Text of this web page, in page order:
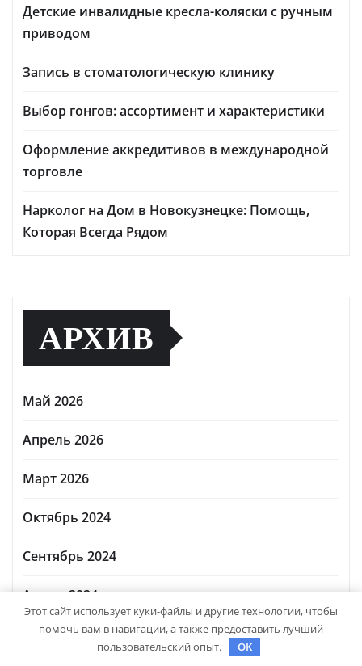
Детские инвалидные кресла-коляски с ручным
приводом
Запись в стоматологическую клинику
Выбор гонгов: ассортимент и характеристики
Оформление аккредитивов в международной
торговле
Нарколог на Дом в Новокузнецке: Помощь,
Которая Всегда Рядом
АРХИВ
Май 2026
Апрель 2026
Март 2026
Октябрь 2024
Сентябрь 2024
Август 2024
Июль 2024
Этот сайт использует куки-файлы и другие технологии, чтобы
помочь вам в навигации, а также предоставить лучший
пользовательский опыт.
OK